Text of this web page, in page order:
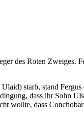
des Roten Zweiges.
starb, stand
dass ihr Sohn
wollte, dass